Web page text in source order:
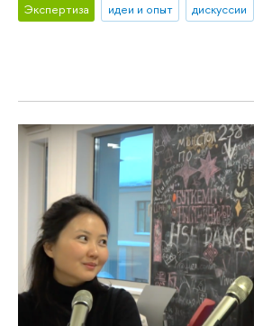
Экспертиза идеи и опыт дискуссии